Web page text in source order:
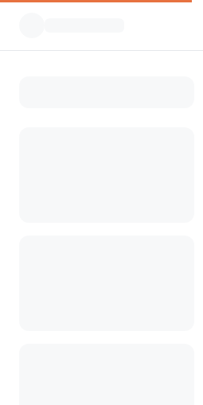
A Peace Of Heaven
1856 Evans Creek Road,
zobrazení za poslední